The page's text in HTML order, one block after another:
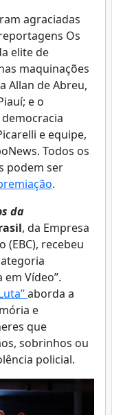
agraciadas
Os
elite de
maquinações
Allan de Abreu,
e o
e equipe,
Todos os
podem ser
.
da
, da Empresa
(EBC), recebeu
em Vídeo”.
aborda a
e
que
sobrinhos ou
policial.